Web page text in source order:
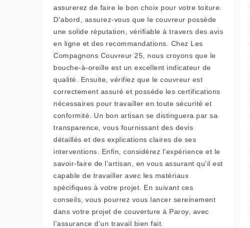
assurerez de faire le bon choix pour votre toiture.
D'abord, assurez-vous que le couvreur possède
une solide réputation, vérifiable à travers des avis
en ligne et des recommandations. Chez Les
Compagnons Couvreur 25, nous croyons que le
bouche-à-oreille est un excellent indicateur de
qualité. Ensuite, vérifiez que le couvreur est
correctement assuré et possède les certifications
nécessaires pour travailler en toute sécurité et
conformité. Un bon artisan se distinguera par sa
transparence, vous fournissant des devis
détaillés et des explications claires de ses
interventions. Enfin, considérez l'expérience et le
savoir-faire de l'artisan, en vous assurant qu'il est
capable de travailler avec les matériaux
spécifiques à votre projet. En suivant ces
conseils, vous pourrez vous lancer sereinement
dans votre projet de couverture à Paroy, avec
l'assurance d'un travail bien fait.